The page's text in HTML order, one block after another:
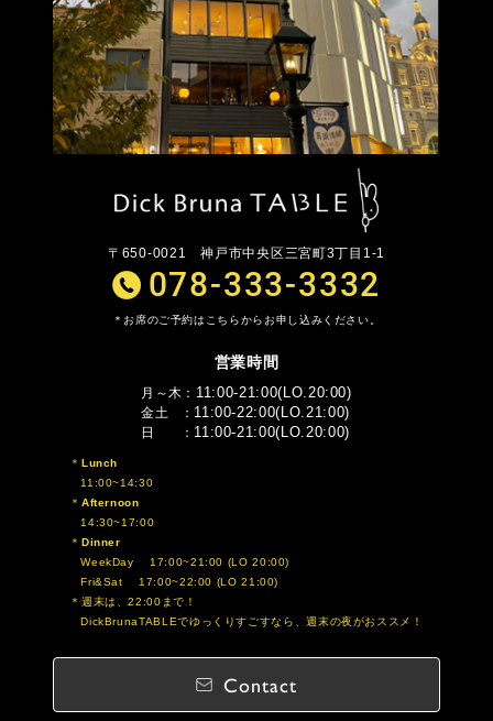
〒650-0021神戸市中央区三宮町3丁目1-1
078-333-3332
お席のご予約はこちらからお申し込みください。
営業時間
月～木 11:00-21:00(LO.20:00)
金土 11:00-22:00(LO.21:00)
日 11:00-21:00(LO.20:00)
Lunch
11:00~14:30
Afternoon
14:30~17:00
Dinner
WeekDay 17:00~21:00 (LO 20:00)
Fri&Sat 17:00~22:00 (LO 21:00)
週末は、22:00まで！
DickBrunaTABLEでゆっくりすごすなら、週末の夜がおススメ！
Contact